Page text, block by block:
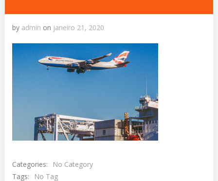
by admin on janeiro 21, 2020
Categories:
No Category
Tags:
No Tag